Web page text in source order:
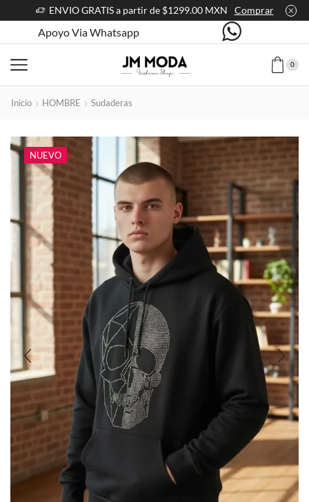
ENVIO GRATIS a partir de $1299.00 MXN Comprar
Apoyo Via Whatsapp
0
Inicio HOMBRE Sudaderas
NUEVO